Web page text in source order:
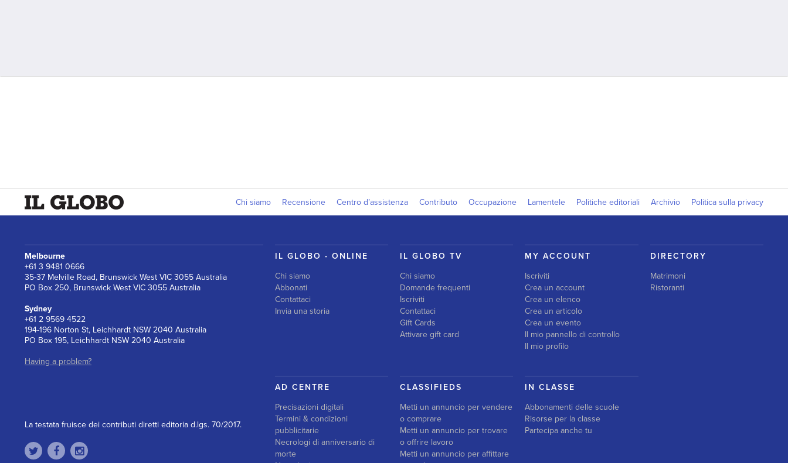
Chi siamo Recensione Centro d’assistenza Contributo Occupazione Lamentele Politiche editoriali Archivio Politica sulla privacy
Melbourne
+61 3 9481 0666
35-37 Melville Road, Brunswick West VIC 3055 Australia
PO Box 250, Brunswick West VIC 3055 Australia
Sydney
+61 2 9569 4522
194-196 Norton St, Leichhardt NSW 2040 Australia
PO Box 195, Leichhardt NSW 2040 Australia
Having a problem?
La testata fruisce dei contributi diretti editoria d.lgs. 70/2017.
IL GLOBO - ONLINE
Chi siamo
Abbonati
Contattaci
Invia una storia
IL GLOBO TV
Chi siamo
Domande frequenti
Iscriviti
Contattaci
Gift Cards
Attivare gift card
MY ACCOUNT
Iscriviti
Crea un account
Crea un elenco
Crea un articolo
Crea un evento
Il mio pannello di controllo
Il mio profilo
DIRECTORY
Matrimoni
Ristoranti
AD CENTRE
Precisazioni digitali
Termini & condizioni
pubblicitarie
Necrologi di anniversario di
morte
CLASSIFIEDS
Metti un annuncio per vendere
o comprare
Metti un annuncio per trovare
o offrire lavoro
Metti un annuncio per affittare
IN CLASSE
Abbonamenti delle scuole
Risorse per la classe
Partecipa anche tu